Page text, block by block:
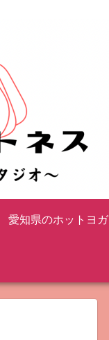
愛知県のホットヨガ